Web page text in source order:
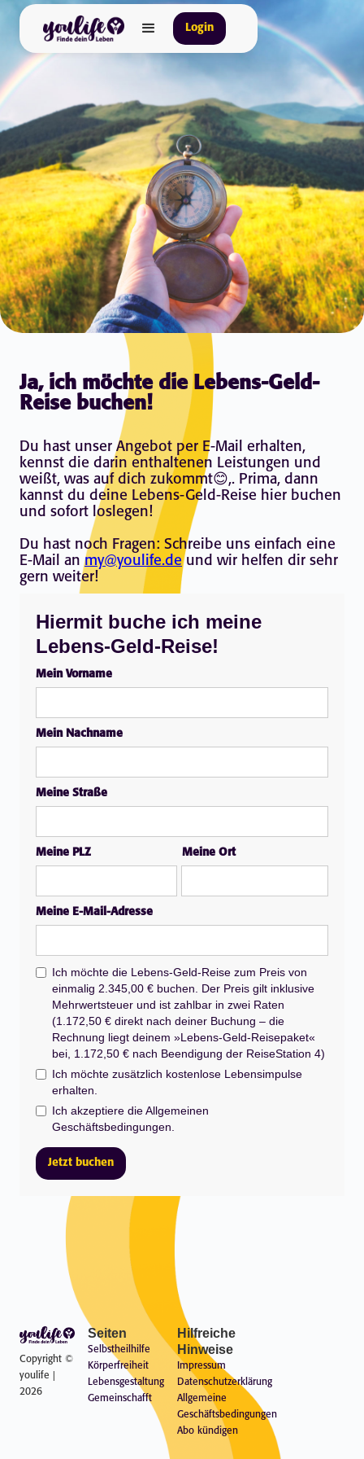
Login
Ja, ich möchte die Lebens-Geld-
Reise buchen!
Du hast unser Angebot per E-Mail erhalten,
kennst die darin enthaltenen Leistungen und
weißt, was auf dich zukommt😊,. Prima, dann
kannst du deine Lebens-Geld-Reise hier buchen
und sofort loslegen!
Du hast noch Fragen: Schreibe uns einfach eine
E-Mail anmy@youlife.deund wir helfen dir sehr
gern weiter!
Hiermit buche ich meine
Lebens-Geld-Reise!
Mein Vorname
Mein Nachname
Meine Straße
Meine PLZ Meine Ort
Meine E-Mail-Adresse
Ich möchte die Lebens-Geld-Reise zum Preis von
einmalig 2.345,00 € buchen. Der Preis gilt inklusive
Mehrwertsteuer und ist zahlbar in zwei Raten
(1.172,50 € direkt nach deiner Buchung – die
Rechnung liegt deinem »Lebens-Geld-Reisepaket«
bei, 1.172,50 € nach Beendigung der ReiseStation 4)
Ich möchte zusätzlich kostenlose Lebensimpulse
erhalten.
Ich akzeptiere die Allgemeinen
Geschäftsbedingungen.
Copyright ©
youlife |
2026
Seiten
Selbstheilhilfe
Körperfreiheit
Lebensgestaltung
Gemeinschafft
Hilfreiche
Hinweise
Impressum
Datenschutzerklärung
Allgemeine
Geschäftsbedingungen
Abo kündigen